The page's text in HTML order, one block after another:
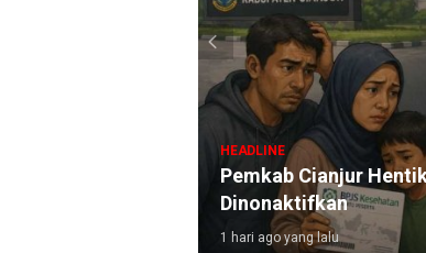
HEADLINE
Pemkab Cianjur
Dinonaktifkan
1 hari ago yang lalu